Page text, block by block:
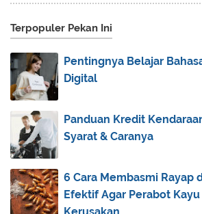
► November(10)
► October(4)
► September
► August(2)
► July
► June(5)
► May(10)
► April
► March(5)
► February (5)
Terpopuler Pekan Ini
Pentingnya Belajar
Digital
Panduan Kredit
Syarat & Caranya
6 Cara Membasmi Rayap
Efektif Agar Perabot